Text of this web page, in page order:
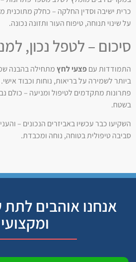
כרית ישיבה וסדין החלקה – כחלק מתוכנית
על שינוי תנוחה, טיפוח העור ותזונה נכונה.
סיכום – לטפל נכון,
התמודדות עםפצעי לחץמתחילה בהבנה
ביותר לשמירה על בריאות, נוחות וכבוד
פתרונות מתקדמים לטיפול ומניעה – כולם
בשטח.
השקיעו כבר עכשיו באביזרים הנכונים –
סביבה טיפולית בטוחה, נוחה ומכבדת.
אנחנו אוהבים לתת
ומקצועי